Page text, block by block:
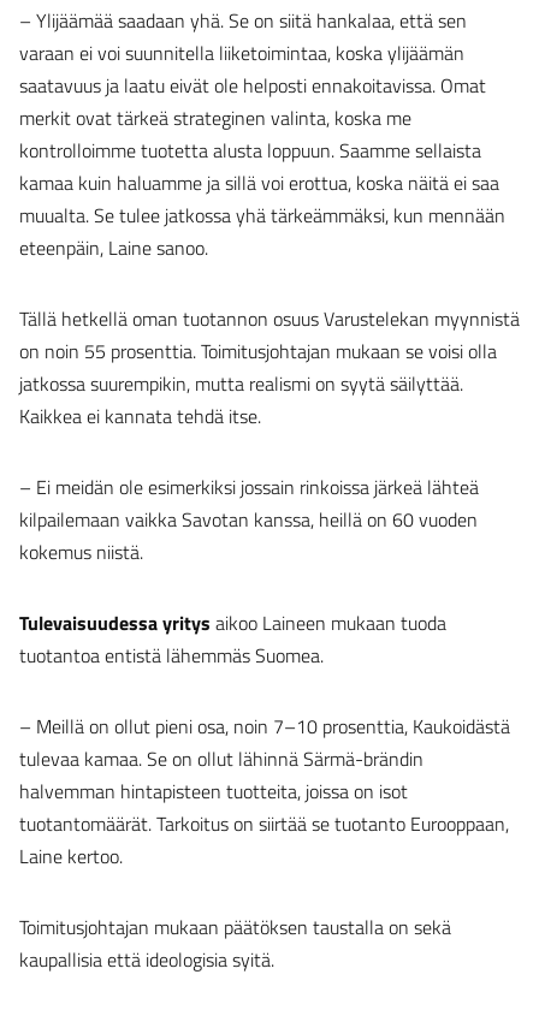
– Ylijäämää saadaan yhä. Se on siitä hankalaa, että sen
varaan ei voi suunnitella liiketoimintaa, koska ylijäämän
saatavuus ja laatu eivät ole helposti ennakoitavissa. Omat
merkit ovat tärkeä strateginen valinta, koska me
kontrolloimme tuotetta alusta loppuun. Saamme sellaista
kamaa kuin haluamme ja sillä voi erottua, koska näitä ei saa
muualta. Se tulee jatkossa yhä tärkeämmäksi, kun mennään
eteenpäin, Laine sanoo.
Tällä hetkellä oman tuotannon osuus Varustelekan myynnistä
on noin 55 prosenttia. Toimitusjohtajan mukaan se voisi olla
jatkossa suurempikin, mutta realismi on syytä säilyttää.
Kaikkea ei kannata tehdä itse.
– Ei meidän ole esimerkiksi jossain rinkoissa järkeä lähteä
kilpailemaan vaikka Savotan kanssa, heillä on 60 vuoden
kokemus niistä.
Tulevaisuudessa yritys aikoo Laineen mukaan tuoda
tuotantoa entistä lähemmäs Suomea.
– Meillä on ollut pieni osa, noin 7–10 prosenttia, Kaukoidästä
tulevaa kamaa. Se on ollut lähinnä Särmä-brändin
halvemman hintapisteen tuotteita, joissa on isot
tuotantomäärät. Tarkoitus on siirtää se tuotanto Eurooppaan,
Laine kertoo.
Toimitusjohtajan mukaan päätöksen taustalla on sekä
kaupallisia että ideologisia syitä.